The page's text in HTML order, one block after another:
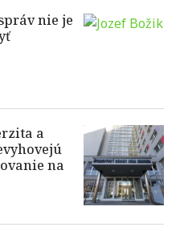
nie je
a
na